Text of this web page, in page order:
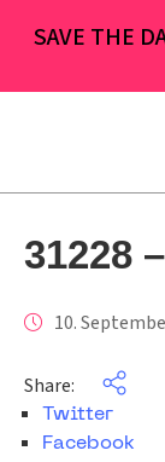
SAVE THE
31228
10.
Share:
Twitter
Facebook